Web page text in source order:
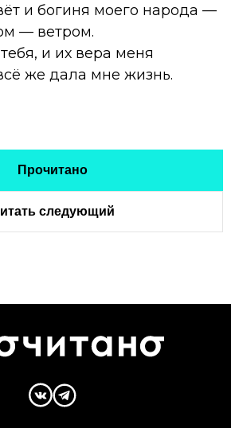
и богиня моего народа —
— ветром.
и их вера меня
же дала мне жизнь.
Прочитано
следующий